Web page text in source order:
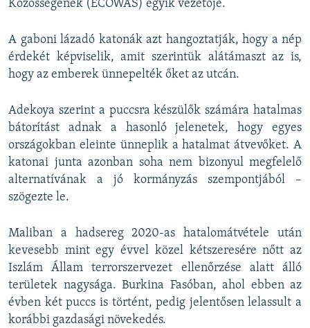
Közösségének (ECOWAS) egyik vezetője.
A gaboni lázadó katonák azt hangoztatják, hogy a nép
érdekét képviselik, amit szerintük alátámaszt az is,
hogy az emberek ünnepelték őket az utcán.
Adekoya szerint a puccsra készülők számára hatalmas
bátorítást adnak a hasonló jelenetek, hogy egyes
országokban eleinte ünneplik a hatalmat átvevőket. A
katonai junta azonban soha nem bizonyul megfelelő
alternatívának a jó kormányzás szempontjából –
szögezte le.
Maliban a hadsereg 2020-as hatalomátvétele után
kevesebb mint egy évvel közel kétszeresére nőtt az
Iszlám Állam terrorszervezet ellenőrzése alatt álló
területek nagysága. Burkina Fasóban, ahol ebben az
évben két puccs is történt, pedig jelentősen lelassult a
korábbi gazdasági növekedés.